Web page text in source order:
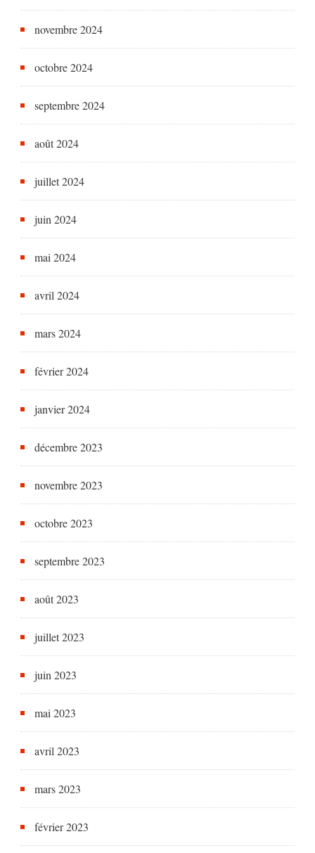
novembre 2024
octobre 2024
septembre 2024
août 2024
juillet 2024
juin 2024
mai 2024
avril 2024
mars 2024
février 2024
janvier 2024
décembre 2023
novembre 2023
octobre 2023
septembre 2023
août 2023
juillet 2023
juin 2023
mai 2023
avril 2023
mars 2023
février 2023